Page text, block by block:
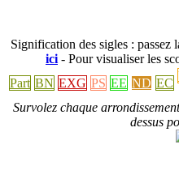
Signification des sigles : passez
ici - Pour visualiser les
Part BN EXG PS EE ND EC
Survolez chaque
dessus